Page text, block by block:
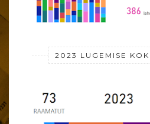
2023 LUGEMISE